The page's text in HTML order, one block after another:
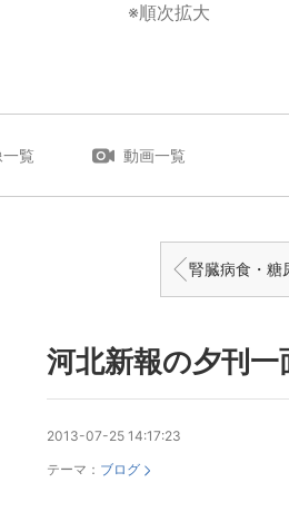
※順次拡大
覧 動画一覧
腎臓病食・糖尿病食の全国配送開始！「さん
河北新報の夕刊一
2013-07-25 14:17:23
テーマ： ブログ